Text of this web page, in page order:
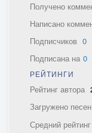
Получено
Написано
Подписчиков 0
Подписана на 0
РЕЙТИНГИ
Рейтинг автора
Загружено песен
Средний